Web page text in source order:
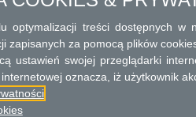
Godziny pracy Urzędu:
Pon: 8:00 - 17:00
Wt-Czw: 8:00 - 16:00
Pt: 8:00 - 15:00
Dodatkowe
optymalizacji treści dostępnych w
zapisanych za pomocą plików
ustawień swojej przeglądarki
oznacza, iż użytkownik